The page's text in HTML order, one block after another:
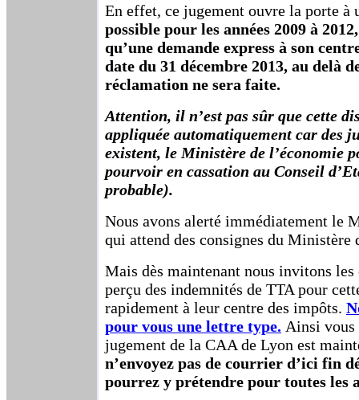
En effet, ce jugement ouvre la porte à
possible pour les années 2009 à
qu’une demande express à son
date du 31 décembre 2013, au delà
réclamation ne sera faite.
Attention, il n’est pas sûr que cette
appliquée automatiquement car des
existent, le Ministère de l’économie
pourvoir en cassation au Conseil
probable).
Nous avons alerté immédiatement le
qui attend des consignes du Ministère
Mais dès maintenant nous invitons
perçu des indemnités de TTA pour
rapidement à leur centre des impôts.
pour vous une lettre type. Ainsi vous
jugement de la CAA de Lyon est
n’envoyez pas de courrier d’ici fin
pourrez y prétendre pour toutes les